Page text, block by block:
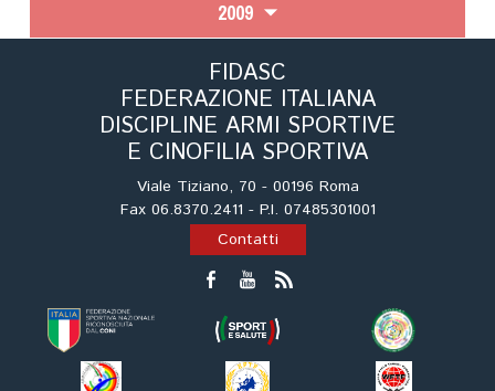
2009
FIDASC
FEDERAZIONE ITALIANA
DISCIPLINE ARMI SPORTIVE
E CINOFILIA SPORTIVA
Viale Tiziano, 70 - 00196 Roma
Fax 06.8370.2411 - P.I. 07485301001
Contatti